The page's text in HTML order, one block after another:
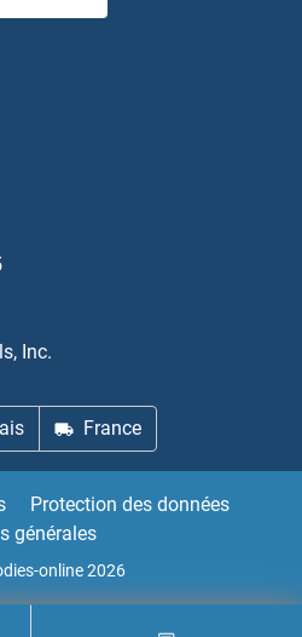
Inc.
France
Protection des données
générales
online 2026